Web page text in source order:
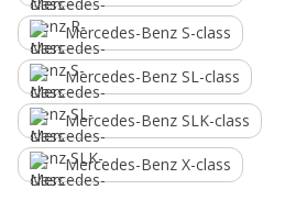
Mercedes-Benz S-class
Mercedes-Benz SL-class
Mercedes-Benz SLK-class
Mercedes-Benz X-class